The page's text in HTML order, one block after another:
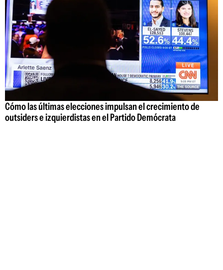
Cómo las últimas elecciones impulsan el crecimiento de
outsiders e izquierdistas en el Partido Demócrata